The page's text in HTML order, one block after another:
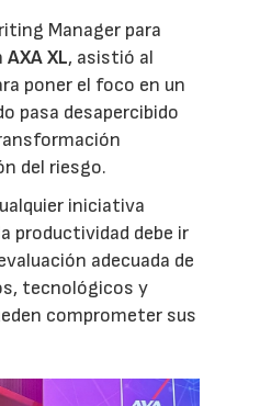
Manager para
AXA XL, asistió al
poner el foco en un
pasa desapercibido
del riesgo.
iniciativa
productividad debe ir
adecuada de
tecnológicos y
comprometer sus